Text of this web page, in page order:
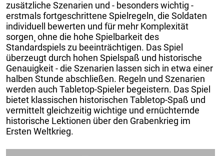
zusätzliche Szenarien und - besonders wichtig -
erstmals fortgeschrittene Spielregeln¸ die Soldaten
individuell bewerten und für mehr Komplexität
sorgen¸ ohne die hohe Spielbarkeit des
Standardspiels zu beeinträchtigen. Das Spiel
überzeugt durch hohen Spielspaß und historische
Genauigkeit - die Szenarien lassen sich in etwa einer
halben Stunde abschließen. Regeln und Szenarien
werden auch Tabletop-Spieler begeistern. Das Spiel
bietet klassischen historischen Tabletop-Spaß und
vermittelt gleichzeitig wichtige und ernüchternde
historische Lektionen über den Grabenkrieg im
Ersten Weltkrieg.